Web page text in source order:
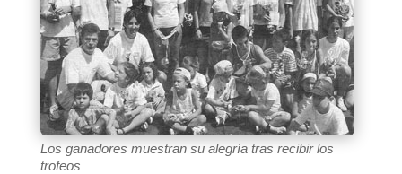
Los ganadores muestran su alegría tras recibir los
trofeos